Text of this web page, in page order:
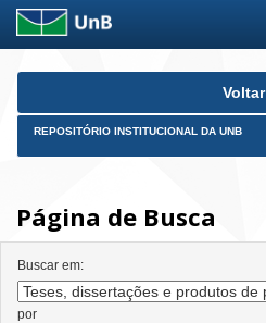
Skip
Voltar
REPOSITÓRIO INSTITUCIONAL DA UNB
Página de Busca
Buscar em:
por